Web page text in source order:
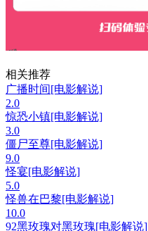
相关推荐
广播时间[电影解说]
2.0
惊恐小镇[电影解说]
3.0
僵尸至尊[电影解说]
9.0
怪宴[电影解说]
5.0
怪兽在巴黎[电影解说]
10.0
92黑玫瑰对黑玫瑰[电影解说]